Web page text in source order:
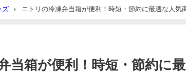
ズ ニトリの冷凍弁当箱が便利！時短・節約に最適な人気
当箱が便利！時短・節約に